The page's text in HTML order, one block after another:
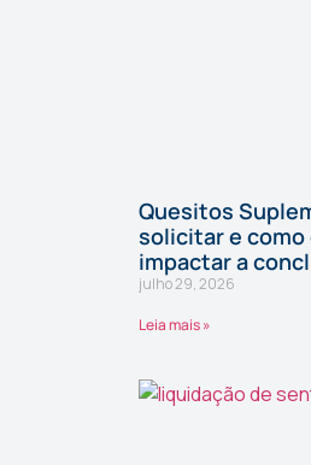
Quesitos
solicitar e como
impactar a
julho 29, 2026
Leia mais »